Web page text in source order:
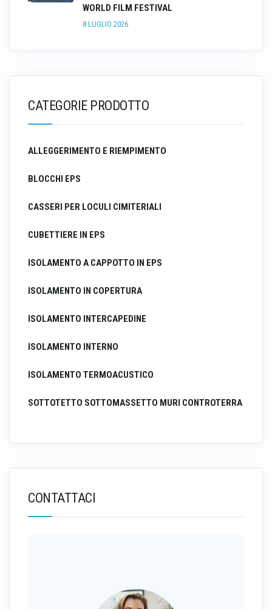
WORLD FILM FESTIVAL
8 LUGLIO 2026
CATEGORIE PRODOTTO
ALLEGGERIMENTO E RIEMPIMENTO
BLOCCHI EPS
CASSERI PER LOCULI CIMITERIALI
CUBETTIERE IN EPS
ISOLAMENTO A CAPPOTTO IN EPS
ISOLAMENTO IN COPERTURA
ISOLAMENTO INTERCAPEDINE
ISOLAMENTO INTERNO
ISOLAMENTO TERMOACUSTICO
SOTTOTETTO SOTTOMASSETTO MURI CONTROTERRA
CONTATTACI